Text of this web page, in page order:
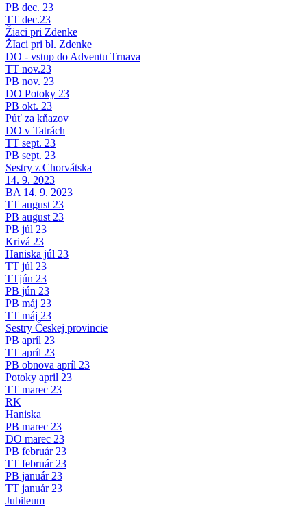
PB dec. 23
TT dec.23
Žiaci pri Zdenke
ŽIaci pri bl. Zdenke
DO - vstup do Adventu Trnava
TT nov.23
PB nov. 23
DO Potoky 23
PB okt. 23
Púť za kňazov
DO v Tatrách
TT sept. 23
PB sept. 23
Sestry z Chorvátska
14. 9. 2023
BA 14. 9. 2023
TT august 23
PB august 23
PB júl 23
Krivá 23
Haniska júl 23
TT júl 23
TTjún 23
PB jún 23
PB máj 23
TT máj 23
Sestry Českej provincie
PB apríl 23
TT apríl 23
PB obnova apríl 23
Potoky april 23
TT marec 23
RK
Haniska
PB marec 23
DO marec 23
PB február 23
TT február 23
PB január 23
TT január 23
Jubileum